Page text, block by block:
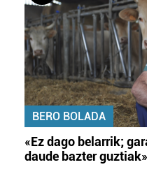
BERO BOLADA
«Ez dago belarrik;
daude bazter guztiak»